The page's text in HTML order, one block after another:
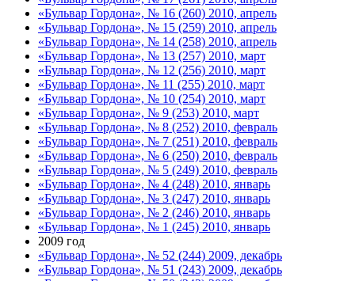
«Бульвар Гордона», № 16 (260) 2010, апрель
«Бульвар Гордона», № 15 (259) 2010, апрель
«Бульвар Гордона», № 14 (258) 2010, апрель
«Бульвар Гордона», № 13 (257) 2010, март
«Бульвар Гордона», № 12 (256) 2010, март
«Бульвар Гордона», № 11 (255) 2010, март
«Бульвар Гордона», № 10 (254) 2010, март
«Бульвар Гордона», № 9 (253) 2010, март
«Бульвар Гордона», № 8 (252) 2010, февраль
«Бульвар Гордона», № 7 (251) 2010, февраль
«Бульвар Гордона», № 6 (250) 2010, февраль
«Бульвар Гордона», № 5 (249) 2010, февраль
«Бульвар Гордона», № 4 (248) 2010, январь
«Бульвар Гордона», № 3 (247) 2010, январь
«Бульвар Гордона», № 2 (246) 2010, январь
«Бульвар Гордона», № 1 (245) 2010, январь
2009 год
«Бульвар Гордона», № 52 (244) 2009, декабрь
«Бульвар Гордона», № 51 (243) 2009, декабрь